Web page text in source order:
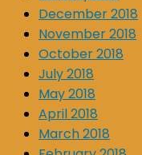
December 2018
November 2018
October 2018
July 2018
May 2018
April 2018
March 2018